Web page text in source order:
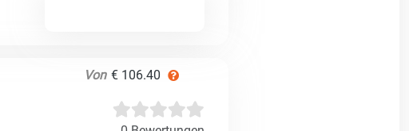
Von € 106.40